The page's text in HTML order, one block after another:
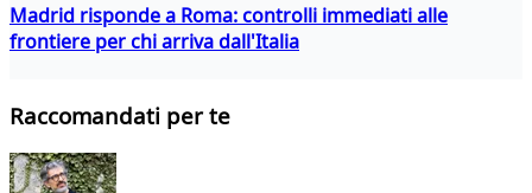
Madrid risponde a Roma: controlli immediati alle
frontiere per chi arriva dall'Italia
Raccomandati per te